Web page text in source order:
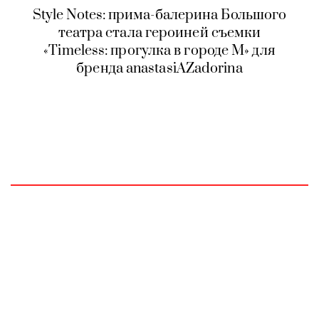
Style Notes: прима-балерина Большого
театра стала героиней съемки
«Timeless: прогулка в городе М» для
бренда anastasiAZadorina